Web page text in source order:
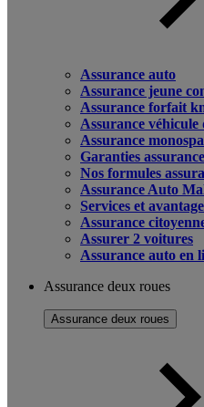
Assurance auto
Assurance jeune
Assurance forfait
Assurance véhicule
Assurance
Garanties
Nos formules
Assurance Auto
Services et
Assurance
Assurer 2 voitures
Assurance auto en
Assurance deux roues
Assurance deux roues